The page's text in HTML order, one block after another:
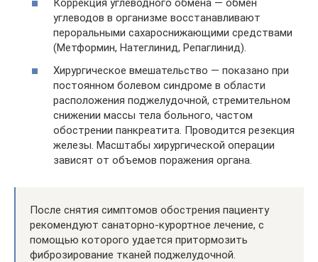
Коррекция углеводного обмена — обмен
углеводов в организме восстанавливают
пероральными сахароснижающими средствами
(Метформин, Натеглинид, Репаглинид).
Хирургическое вмешательство — показано при
постоянном болевом синдроме в области
расположения поджелудочной, стремительном
снижении массы тела больного, частом
обострении панкреатита. Проводится резекция
железы. Масштабы хирургической операции
зависят от объемов поражения органа.
После снятия симптомов обострения пациенту
рекомендуют санаторно-курортное лечение, с
помощью которого удается притормозить
фиброзирование тканей поджелудочной.